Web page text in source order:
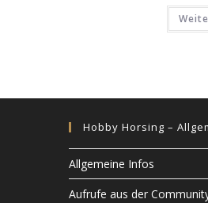
Hobby Horsing –
Allgemeine Infos
Aufrufe aus der